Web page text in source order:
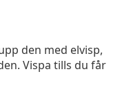
den med elvisp,
Vispa tills du får